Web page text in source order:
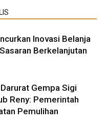
Inovasi Belanja
Berkelanjutan
Gempa Sigi
Reny: Pemerintah
Pemulihan